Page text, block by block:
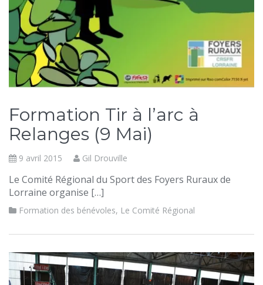
Formation Tir à l’arc à
Relanges (9 Mai)
9 avril 2015 Gil Drouville
Le Comité Régional du Sport des Foyers Ruraux de
Lorraine organise […]
Formation des bénévoles, Le Comité Régional